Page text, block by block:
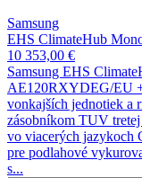
Samsung
EHS ClimateHub
10 353,00 €
Samsung EHS
AE120RXYDEG/EU
vonkajších jednotiek a
zásobníkom TUV
vo viacerých jazykoch
pre podlahové
s...